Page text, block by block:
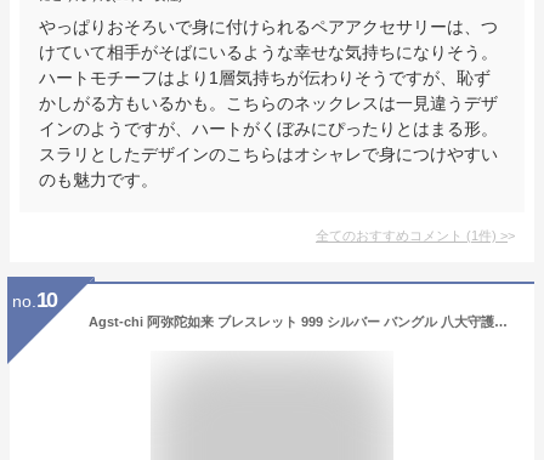
やっぱりおそろいで身に付けられるペアアクセサリーは、つ
けていて相手がそばにいるような幸せな気持ちになりそう。
ハートモチーフはより1層気持ちが伝わりそうですが、恥ず
かしがる方もいるかも。こちらのネックレスは一見違うデザ
インのようですが、ハートがくぼみにぴったりとはまる形。
スラリとしたデザインのこちらはオシャレで身につけやすい
のも魅力です。
全てのおすすめコメント (1件) >
no. 10
Agst-chi 阿弥陀如来 ブレスレット 999 シルバー バングル 八大守護神 お守り御本尊 般若波羅蜜多心経彫り 腕輪